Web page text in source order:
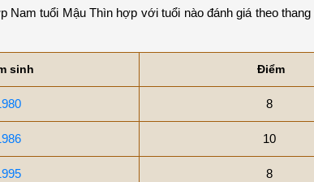
Nam tuổi Mậu Thìn hợp với tuổi nào đánh giá theo
sinh Điểm
8
10
8